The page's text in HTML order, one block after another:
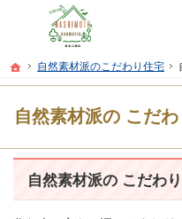
ホーム
自然素材派のこだわり住宅
自然素材派の こだ
プロの目線からご提案。本宮市・二
本宮市・二本松市・郡山市の新築・
自然素材派の こだわ